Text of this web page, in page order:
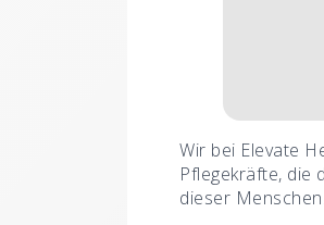
Wir bei Elevate
Pflegekräfte, die
dieser Menschen.